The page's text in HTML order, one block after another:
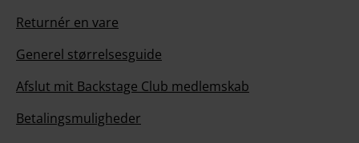
Returnér en vare
Generel størrelsesguide
Afslut mit Backstage Club medlemskab
Betalingsmuligheder